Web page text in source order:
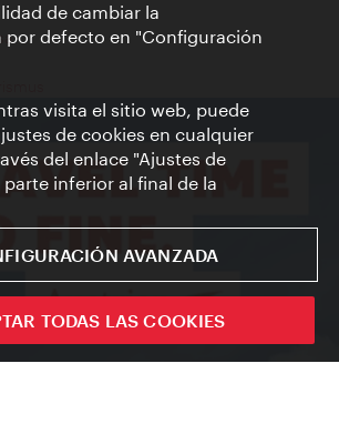
de cambiar la
defecto en "Configuración
visita el sitio web, puede
de cookies en cualquier
del enlace "Ajustes de
parte inferior al final de la
AVANZADA
TODAS LAS COOKIES